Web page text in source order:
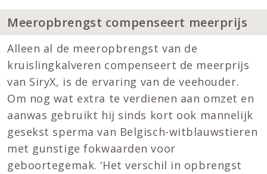
Meeropbrengst compenseert meerprijs
Alleen al de meeropbrengst van de
kruislingkalveren compenseert de meerprijs
van SiryX, is de ervaring van de veehouder.
Om nog wat extra te verdienen aan omzet en
aanwas gebruikt hij sinds kort ook mannelijk
gesekst sperma van Belgisch-witblauwstieren
met gunstige fokwaarden voor
geboortegemak. ‘Het verschil in opbrengst